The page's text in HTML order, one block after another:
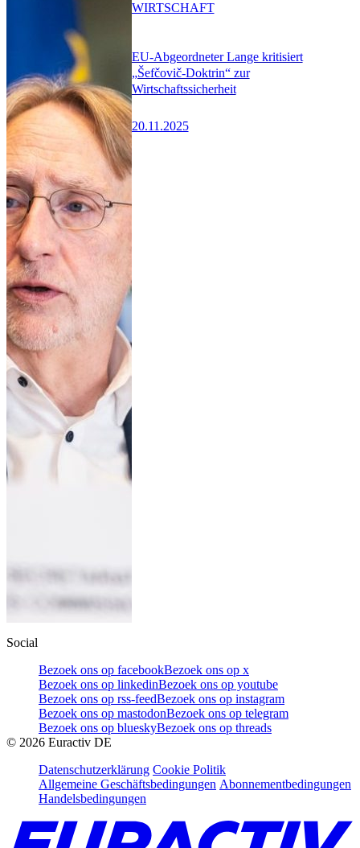
EU-Abgeordneter Lange kritisiert
„Šefčovič-Doktrin“ zur
Wirtschaftssicherheit
20.11.2025
WIRTSCHAFT
Social
Bezoek ons op facebookBezoek ons op x
Bezoek ons op linkedinBezoek ons op youtube
Bezoek ons op rss-feedBezoek ons op instagram
Bezoek ons op mastodonBezoek ons op telegram
Bezoek ons op blueskyBezoek ons op threads
© 2026 Euractiv DE
Datenschutzerklärung Cookie Politik
Allgemeine Geschäftsbedingungen Abonnementbedingungen
Handelsbedingungen